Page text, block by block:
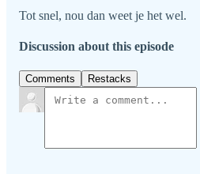
Tot snel, nou dan weet je het wel.
Discussion about this episode
Comments Restacks